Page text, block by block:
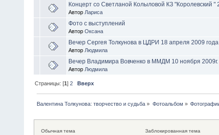
Концерт со Светланой Колыловой КЗ "Королевский "
Автор Лариса
Фото с выступлений
Автор Оксана
Вечер Сергея Толкунова в ЦДРИ 18 апреля 2009 года
Автор Людмила
Вечер Владимира Вовченко в ММДМ 10 ноября 2009г.
Автор Людмила
Страницы: [1]2 Вверх
Валентина Толкунова: творчество и судьба » Фотоальбом »
Обычная тема
Заблокированная тема